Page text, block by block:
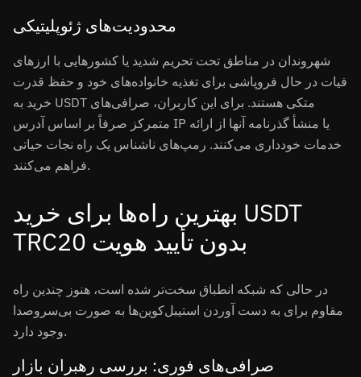
محدودیت‌های ژئوپلیتیکی
شهروندان در مناطق تحت تحریم شدید یا کشورهایی با ارزهای
فیات در حال فروپاشی برای تغذیه خانواده‌های خود و حفظ قدرت
خرید به USDT متکی هستند. برای این کاربران، صرافی‌های
متمرکز صرفاً بر اساس آدرس IP یا منشأ گذرنامه آنها از ارائه
خدمات خودداری می‌کنند. رمپ‌های ناشناس یک راه نجات حیاتی
فراهم می‌کنند.
بهترین راه‌ها برای خرید USDT
TRC20 بدون تأیید هویت
در حالی که شبکه انطباق سخت‌تر شده است، هنوز چندین راه
مقاوم برای به دست آوردن استیبل‌کوین‌ها به صورت بی‌سروصدا
وجود دارد.
صرافی‌های فوری: بررسی رهبران بازار